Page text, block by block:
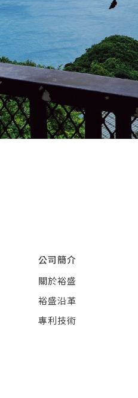
公司簡介
關於裕盛
裕盛沿革
專利技術